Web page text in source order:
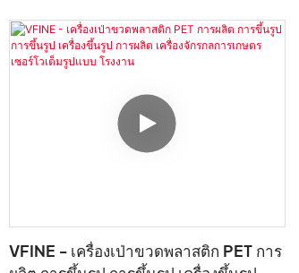
พลาสติก PET เครื่องเป่าขวดพลาสติก ผู้ผลิต
เครื่องเป่าขวดพลาสติก โรงงานผลิตขวดพลาสติก
เครื่องเป่า ...
VFINE - เครื่องเป่าขวดพลาสติก PET การ